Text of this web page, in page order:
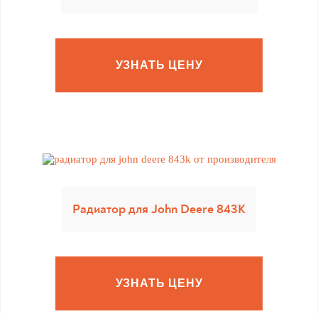
УЗНАТЬ ЦЕНУ
Радиатор для John Deere 843K
УЗНАТЬ ЦЕНУ